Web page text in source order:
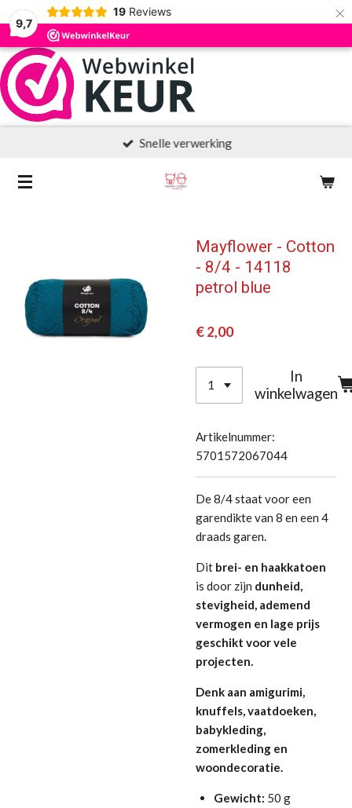
9,7
19 Reviews ×
Snelle verwerking
Mayflower - Cotton
- 8/4 - 14118
petrol blue
€ 2,00
In
winkelwagen
Artikelnummer:
5701572067044
De 8/4 staat voor een
garendikte van 8 en een 4
draads garen.
Dit brei- en haakkatoen
is door zijn dunheid,
stevigheid, ademend
vermogen en lage prijs
geschikt voor vele
projecten.
Denk aan amigurimi,
knuffels, vaatdoeken,
babykleding,
zomerkleding en
woondecoratie.
Gewicht: 50 g